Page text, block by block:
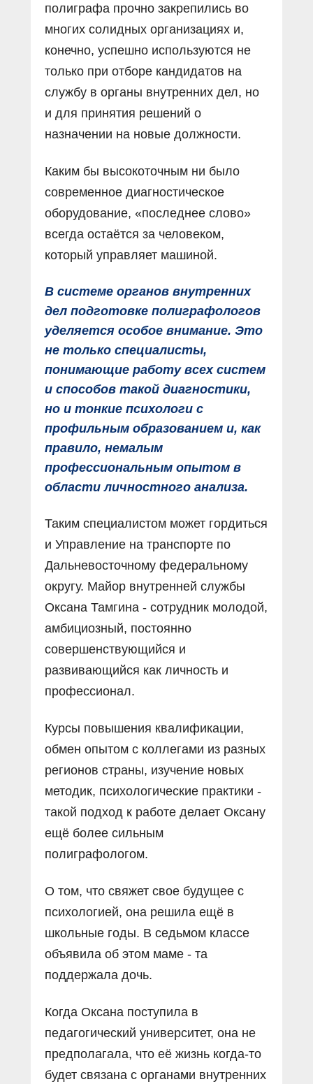
полиграфа прочно закрепились во
многих солидных организациях и,
конечно, успешно используются не
только при отборе кандидатов на
службу в органы внутренних дел, но
и для принятия решений о
назначении на новые должности.
Каким бы высокоточным ни было
современное диагностическое
оборудование, «последнее слово»
всегда остаëтся за человеком,
который управляет машиной.
В системе органов внутренних
дел подготовке полиграфологов
уделяется особое внимание. Это
не только специалисты,
понимающие работу всех систем
и способов такой диагностики,
но и тонкие психологи с
профильным образованием и, как
правило, немалым
профессиональным опытом в
области личностного анализа.
Таким специалистом может гордиться
и Управление на транспорте по
Дальневосточному федеральному
округу. Майор внутренней службы
Оксана Тамгина - сотрудник молодой,
амбициозный, постоянно
совершенствующийся и
развивающийся как личность и
профессионал.
Курсы повышения квалификации,
обмен опытом с коллегами из разных
регионов страны, изучение новых
методик, психологические практики -
такой подход к работе делает Оксану
ещё более сильным
полиграфологом.
О том, что свяжет свое будущее с
психологией, она решила ещё в
школьные годы. В седьмом классе
объявила об этом маме - та
поддержала дочь.
Когда Оксана поступила в
педагогический университет, она не
предполагала, что её жизнь когда-то
будет связана с органами внутренних